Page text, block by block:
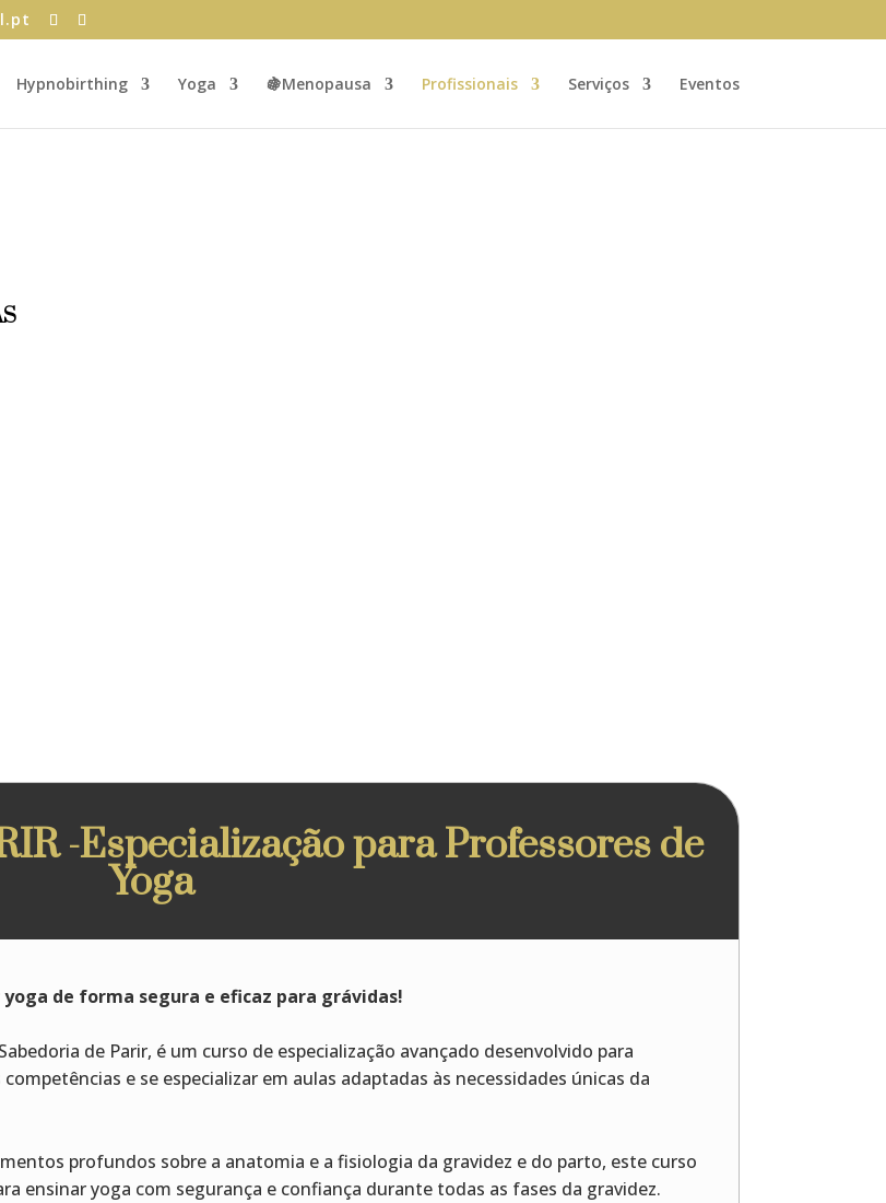
Hypnobirthing Yoga 🍇Menopausa Profissionais Serviços Eventos
-Especialização para Professores de
Yoga
de forma segura e eficaz para grávidas!
de Parir, é um curso de especialização avançado desenvolvido para
e se especializar em aulas adaptadas às necessidades únicas da
profundos sobre a anatomia e a fisiologia da gravidez e do parto, este curso
ensinar yoga com segurança e confiança durante todas as fases da gravidez.